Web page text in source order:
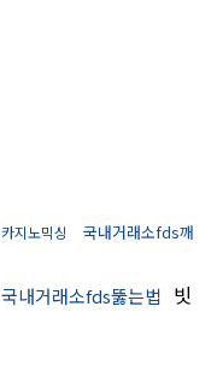
카지노믹싱
국내거래소fds깨
국내거래소fds뚫는법 빗